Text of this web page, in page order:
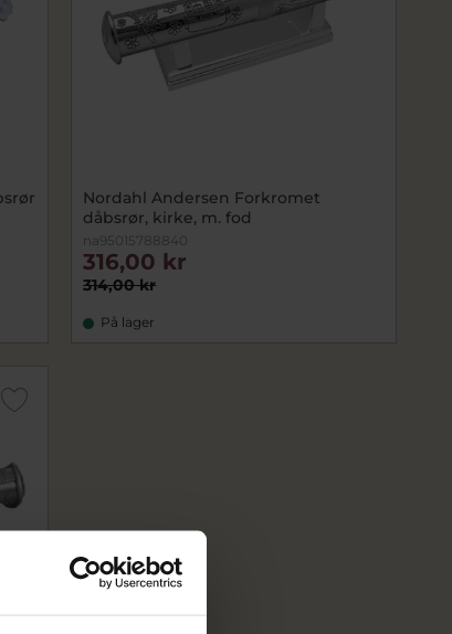
Nordahl Andersen Forkromet
dåbsrør, kirke, m. fod
na95015788840
314,00 kr
316,00 kr
På lager